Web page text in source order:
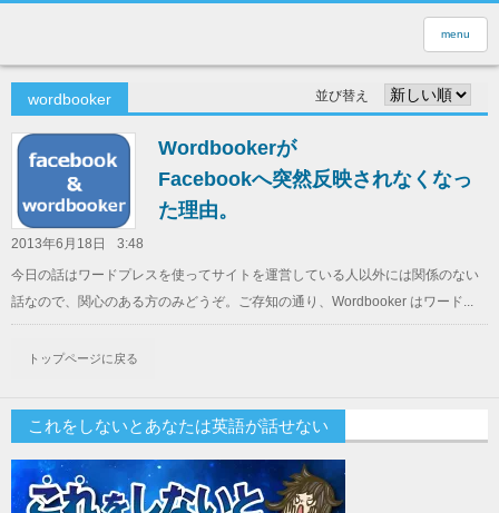
menu
wordbooker 並び替え
Wordbookerが
Facebookへ突然反映されなくなっ
た理由。
2013年6月18日
3:48
今日の話はワードプレスを使ってサイトを運営している人以外には関係のない
話なので、関心のある方のみどうぞ。ご存知の通り、Wordbooker はワード...
トップページに戻る
これをしないとあなたは英語が話せない